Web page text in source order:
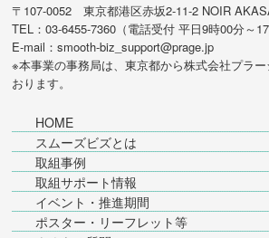
〒107-0052 東京都港区赤坂2-11-2 NOIR
TEL：03-6455-7360（電話受付 平日9時00分～17
E-mail：smooth-biz_support@prage.jp
※本事業の事務局は、東京都から株式会社プラー
おります。
HOME
スムーズビズとは
取組事例
取組サポート情報
イベント・推進期間
ポスター・リーフレット等